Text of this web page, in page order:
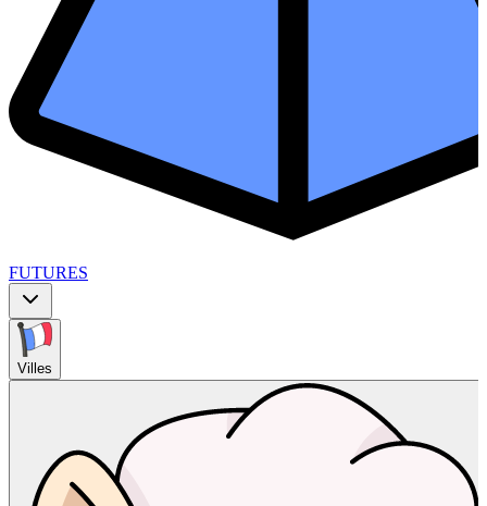
FUTURES
Villes